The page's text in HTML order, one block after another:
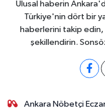
Ulusal haberin
Türkiye'nin dört bir
haberlerini takip edin,
şekillendirin.
Ankara Nöbetçi